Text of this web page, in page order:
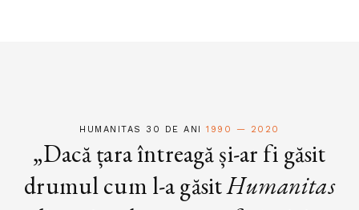
HUMANITAS 30 DE ANI1990 — 2020
„Dacă țara întreagă și-ar fi găsit
drumul cum l-a găsitHumanitas